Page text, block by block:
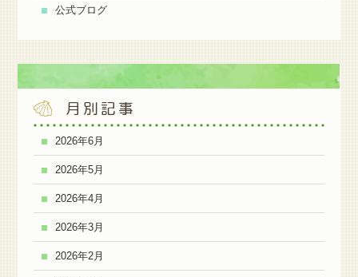
公式ブログ
月別記事
2026年6月
2026年5月
2026年4月
2026年3月
2026年2月